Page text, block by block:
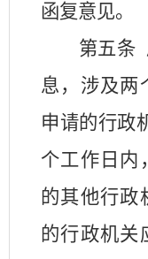
函复意见。
第五条
息，涉及两
申请的行政
个工作日内
的其他行政
的行政机关